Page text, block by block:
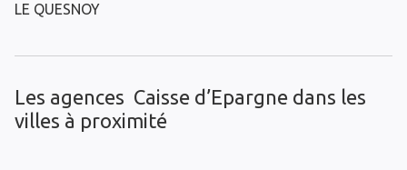
LE QUESNOY
Les agences Caisse d’Epargne dans les
villes à proximité